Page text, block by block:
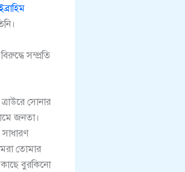
সম্প্রতি
সোনার
জনতা।
তোমার
কাছে বুরকিনো